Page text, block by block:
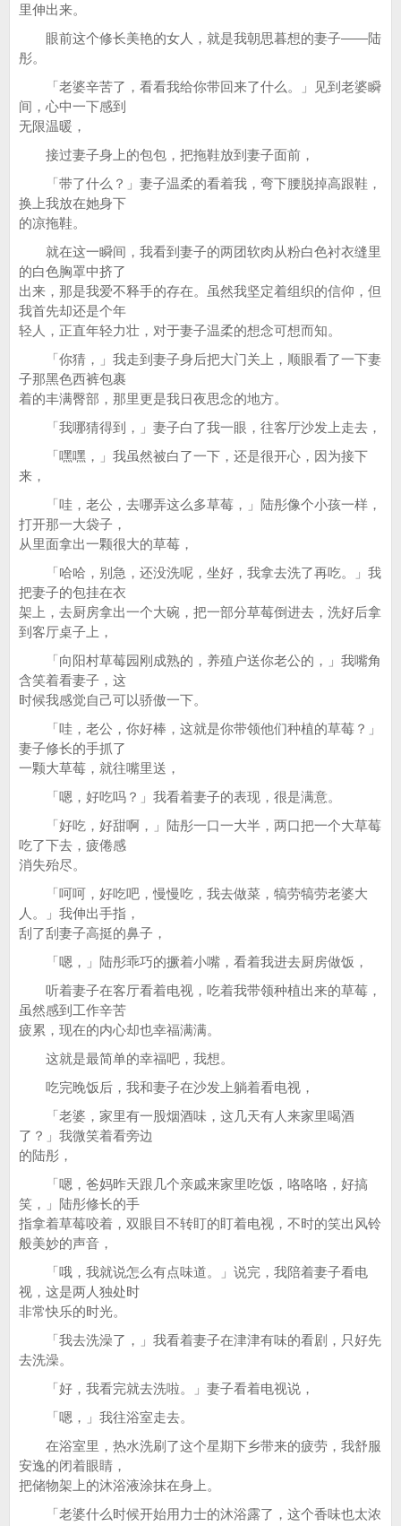
里伸出来。
眼前这个修长美艳的女人，就是我朝思暮想的妻子——陆
彤。
「老婆辛苦了，看看我给你带回来了什么。」见到老婆瞬
间，心中一下感到
无限温暖，
接过妻子身上的包包，把拖鞋放到妻子面前，
「带了什么？」妻子温柔的看着我，弯下腰脱掉高跟鞋，
换上我放在她身下
的凉拖鞋。
就在这一瞬间，我看到妻子的两团软肉从粉白色衬衣缝里
的白色胸罩中挤了
出来，那是我爱不释手的存在。虽然我坚定着组织的信仰，但
我首先却还是个年
轻人，正直年轻力壮，对于妻子温柔的想念可想而知。
「你猜，」我走到妻子身后把大门关上，顺眼看了一下妻
子那黑色西裤包裹
着的丰满臀部，那里更是我日夜思念的地方。
「我哪猜得到，」妻子白了我一眼，往客厅沙发上走去，
「嘿嘿，」我虽然被白了一下，还是很开心，因为接下
来，
「哇，老公，去哪弄这么多草莓，」陆彤像个小孩一样，
打开那一大袋子，
从里面拿出一颗很大的草莓，
「哈哈，别急，还没洗呢，坐好，我拿去洗了再吃。」我
把妻子的包挂在衣
架上，去厨房拿出一个大碗，把一部分草莓倒进去，洗好后拿
到客厅桌子上，
「向阳村草莓园刚成熟的，养殖户送你老公的，」我嘴角
含笑着看妻子，这
时候我感觉自己可以骄傲一下。
「哇，老公，你好棒，这就是你带领他们种植的草莓？」
妻子修长的手抓了
一颗大草莓，就往嘴里送，
「嗯，好吃吗？」我看着妻子的表现，很是满意。
「好吃，好甜啊，」陆彤一口一大半，两口把一个大草莓
吃了下去，疲倦感
消失殆尽。
「呵呵，好吃吧，慢慢吃，我去做菜，犒劳犒劳老婆大
人。」我伸出手指，
刮了刮妻子高挺的鼻子，
「嗯，」陆彤乖巧的撅着小嘴，看着我进去厨房做饭，
听着妻子在客厅看着电视，吃着我带领种植出来的草莓，
虽然感到工作辛苦
疲累，现在的内心却也幸福满满。
这就是最简单的幸福吧，我想。
吃完晚饭后，我和妻子在沙发上躺着看电视，
「老婆，家里有一股烟酒味，这几天有人来家里喝酒
了？」我微笑着看旁边
的陆彤，
「嗯，爸妈昨天跟几个亲戚来家里吃饭，咯咯咯，好搞
笑，」陆彤修长的手
指拿着草莓咬着，双眼目不转盯的盯着电视，不时的笑出风铃
般美妙的声音，
「哦，我就说怎么有点味道。」说完，我陪着妻子看电
视，这是两人独处时
非常快乐的时光。
「我去洗澡了，」我看着妻子在津津有味的看剧，只好先
去洗澡。
「好，我看完就去洗啦。」妻子看着电视说，
「嗯，」我往浴室走去。
在浴室里，热水洗刷了这个星期下乡带来的疲劳，我舒服
安逸的闭着眼睛，
把储物架上的沐浴液涂抹在身上。
「老婆什么时候开始用力士的沐浴露了，这个香味也太浓